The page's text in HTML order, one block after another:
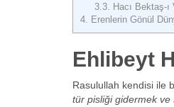
3.3. Hacı Bektaş-
4. Erenlerin Gönül
Ehlibeyt
Rasulullah kendisi ile
tür pisliği gidermek ve